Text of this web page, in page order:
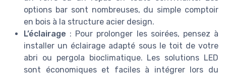
options bar sont nombreuses, du simple comptoir
en bois à la structure acier design.
L’éclairage : Pour prolonger les soirées, pensez à
installer un éclairage adapté sous le toit de votre
abri ou pergola bioclimatique. Les solutions LED
sont économiques et faciles à intégrer lors du